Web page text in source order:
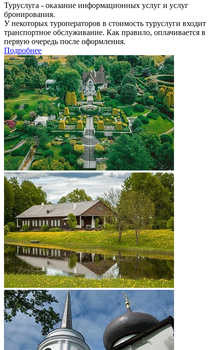
Туруслуга - оказание информационных услуг и услуг
бронирования.
У некоторых туроператоров в стоимость туруслуги входит
транспортное обслуживание. Как правило, оплачивается в
первую очередь после оформления.
Подробнее